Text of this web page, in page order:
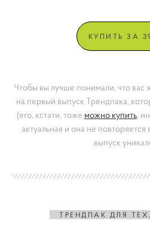
КУПИТЬ ЗА
Чтобы вы лучше понимали, что вас
на первый выпуск Трендпака,
(его, кстати, тоже можно купить,
актуальная и она не
выпуск
ТРЕНДПАК ДЛЯ